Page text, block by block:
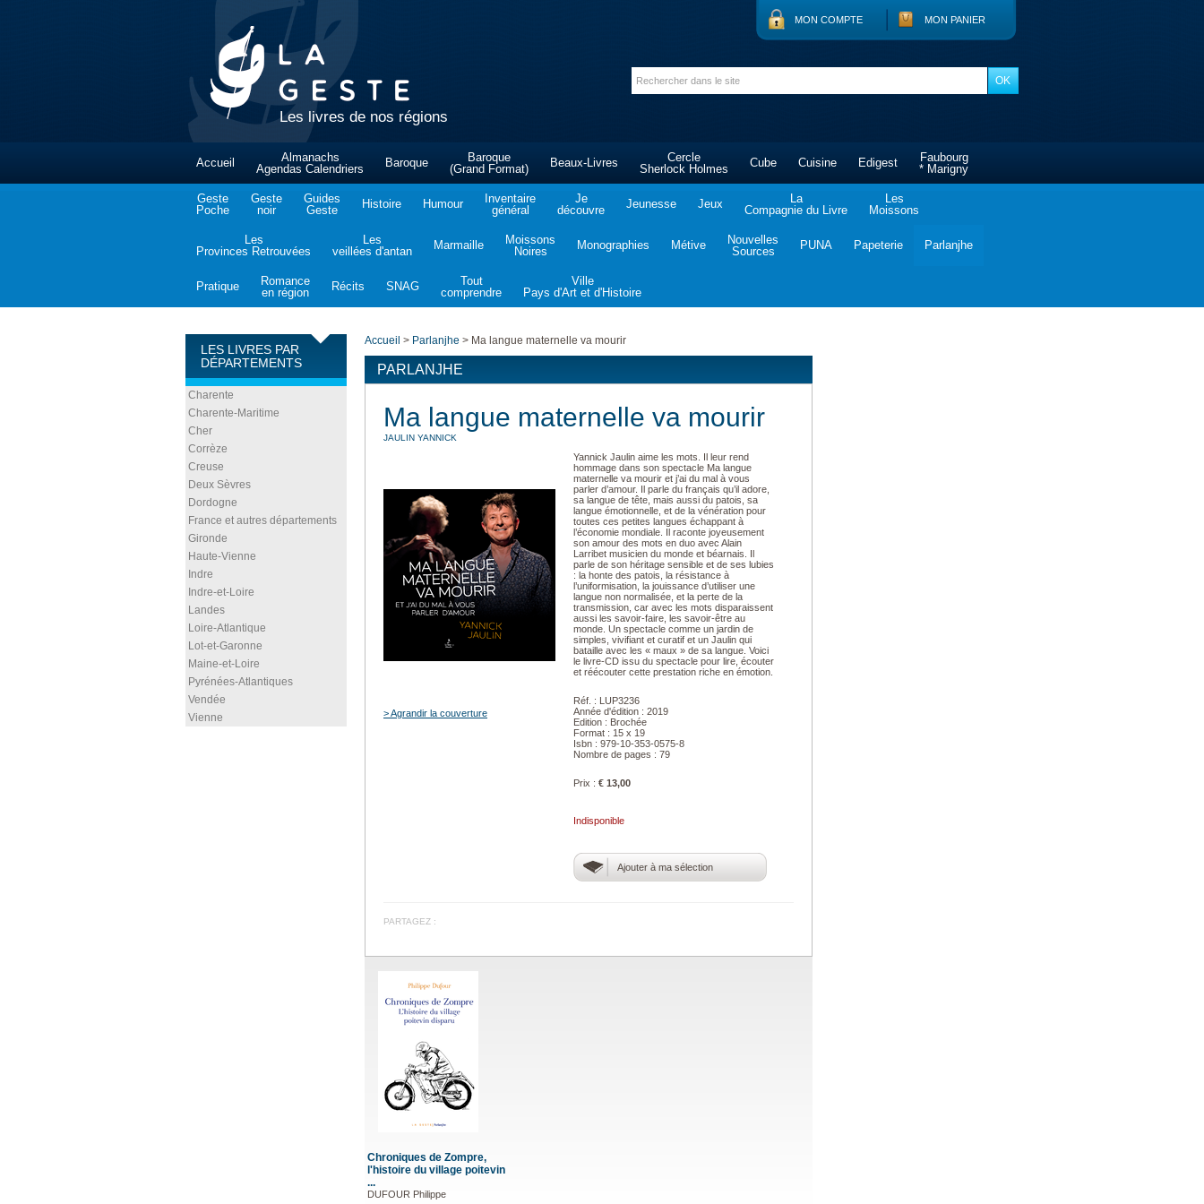
Les livres de nos régions
MON COMPTE MON PANIER
Accueil
Almanachs
Agendas Calendriers
Baroque
Baroque
(Grand Format)
Beaux-Livres
Cercle
Sherlock Holmes
Cube Cuisine Edigest
Faubourg
* Marigny
Geste
Poche
Geste
noir
Guides
Geste
Histoire Humour
Inventaire
général
Je
découvre
Jeunesse Jeux
La
Compagnie du Livre
Les
Moissons
Les
Provinces Retrouvées
Les
veillées d'antan
Marmaille
Moissons
Noires
Monographies Métive
Nouvelles
Sources
PUNA Papeterie Parlanjhe
Pratique
Romance
en région
Récits SNAG
Tout
comprendre
Ville
Pays d'Art et d'Histoire
LES LIVRES PAR
DÉPARTEMENTS
Charente
Charente-Maritime
Cher
Corrèze
Creuse
Deux Sèvres
Dordogne
France et autres départements
Gironde
Haute-Vienne
Indre
Indre-et-Loire
Landes
Loire-Atlantique
Lot-et-Garonne
Maine-et-Loire
Pyrénées-Atlantiques
Vendée
Vienne
Accueil > Parlanjhe > Ma langue maternelle va mourir
PARLANJHE
Ma langue maternelle va mourir
JAULIN YANNICK
> Agrandir la couverture
Yannick Jaulin aime les mots. Il leur rend
hommage dans son spectacle Ma langue
maternelle va mourir et j’ai du mal à vous
parler d’amour. Il parle du français qu’il adore,
sa langue de tête, mais aussi du patois, sa
langue émotionnelle, et de la vénération pour
toutes ces petites langues échappant à
l’économie mondiale. Il raconte joyeusement
son amour des mots en duo avec Alain
Larribet musicien du monde et béarnais. Il
parle de son héritage sensible et de ses lubies
: la honte des patois, la résistance à
l’uniformisation, la jouissance d’utiliser une
langue non normalisée, et la perte de la
transmission, car avec les mots disparaissent
aussi les savoir‑faire, les savoir-être au
monde. Un spectacle comme un jardin de
simples, vivifiant et curatif et un Jaulin qui
bataille avec les « maux » de sa langue. Voici
le livre-CD issu du spectacle pour lire, écouter
et réécouter cette prestation riche en émotion.
Réf. : LUP3236
Année d'édition : 2019
Edition : Brochée
Format : 15 x 19
Isbn : 979-10-353-0575-8
Nombre de pages : 79
Prix : € 13,00
Indisponible
Ajouter à ma sélection
PARTAGEZ :
Chroniques de Zompre,
l'histoire du village poitevin
...
DUFOUR Philippe